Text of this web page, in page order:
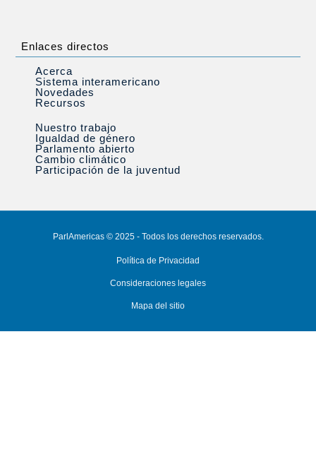
Enlaces directos
Acerca
Sistema interamericano
Novedades
Recursos
Nuestro trabajo
Igualdad de género
Parlamento abierto
Cambio climático
Participación de la juventud
ParlAmericas © 2025 - Todos los derechos reservados.
Política de Privacidad
Consideraciones legales
Mapa del sitio